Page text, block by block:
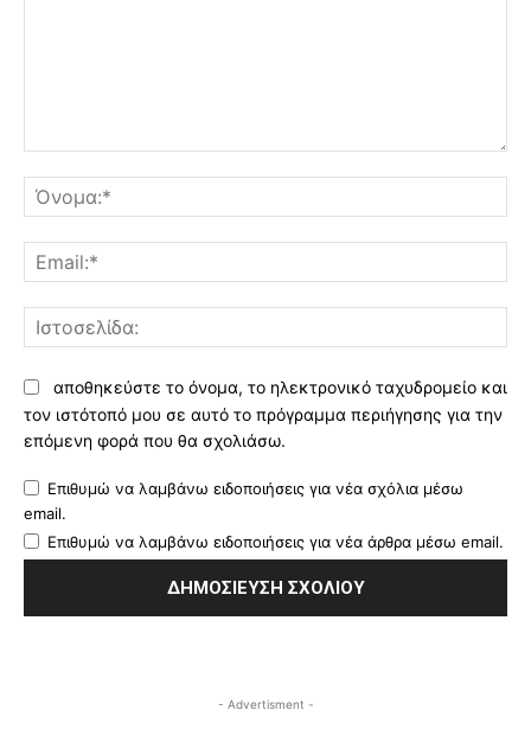
αποθηκεύστε το όνομα, το ηλεκτρονικό ταχυδρομείο και
τον ιστότοπό μου σε αυτό το πρόγραμμα περιήγησης για την
επόμενη φορά που θα σχολιάσω.
Επιθυμώ να λαμβάνω ειδοποιήσεις για νέα σχόλια μέσω
email.
Επιθυμώ να λαμβάνω ειδοποιήσεις για νέα άρθρα μέσω email.
- Advertisment -